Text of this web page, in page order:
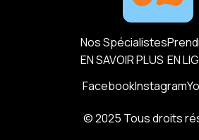
Nos Spécialistes
EN SAVOIR PLUS EN
FacebookInstagram
© 2025 Tous droits